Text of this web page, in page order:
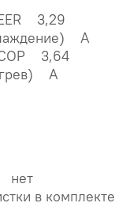
3,29
A
COP 3,64
A
нет
в комплекте